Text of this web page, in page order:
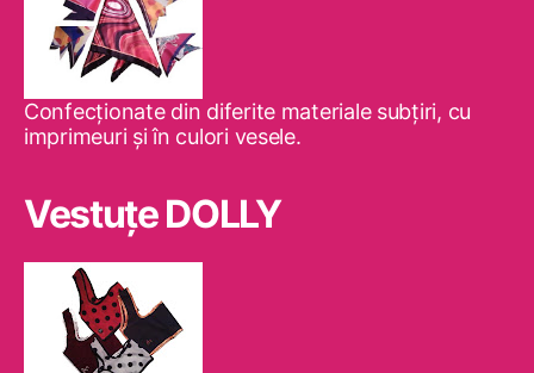
Confecţionate din diferite materiale subţiri, cu
imprimeuri şi în culori vesele.
Vestuţe DOLLY